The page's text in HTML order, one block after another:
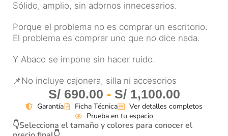
Sólido, amplio, sin adornos innecesarios.
Porque el problema no es comprar un escritorio.
El problema es comprar uno que no dice nada.
Y Abaco se impone sin hacer ruido.
📌No incluye cajonera, silla ni accesorios
S/690.00 - S/1,100.00
Garantía Ficha Técnica
Ver detalles completos
Prueba en tu espacio
👇Selecciona el tamaño y colores para conocer el